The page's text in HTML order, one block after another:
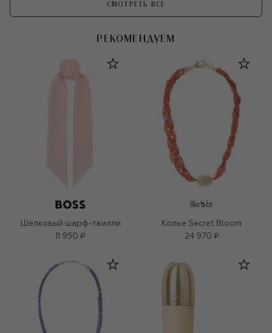
СМОТРЕТЬ ВСЕ
РЕКОМЕНДУЕМ
Шелковый шарф-твилли
11 950 ₽
Колье Secret Bloom
24 970 ₽